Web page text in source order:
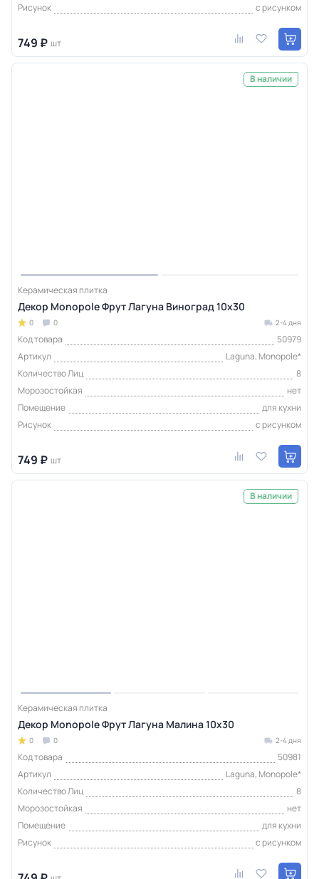
Рисунок
с рисунком
749 ₽ шт
В наличии
Керамическая плитка
Декор Monopole Фрут Лагуна Виноград 10x30
0 0 2-4 дня
Код товара
50979
Артикул
Laguna, Monopole*
Количество Лиц
8
Морозостойкая
нет
Помещение
для кухни
Рисунок
с рисунком
749 ₽ шт
В наличии
Керамическая плитка
Декор Monopole Фрут Лагуна Малина 10x30
0 0 2-4 дня
Код товара
50981
Артикул
Laguna, Monopole*
Количество Лиц
8
Морозостойкая
нет
Помещение
для кухни
Рисунок
с рисунком